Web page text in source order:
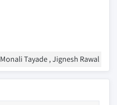
Monali Tayade , Jignesh Rawal